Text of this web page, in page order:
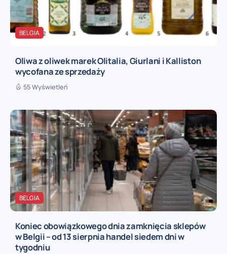
BELGIA
Oliwa z oliwek marek Olitalia, Giurlani i Kalliston
wycofana ze sprzedaży
55 Wyświetleń
BELGIA
Koniec obowiązkowego dnia zamknięcia sklepów
w Belgii – od 13 sierpnia handel siedem dni w
tygodniu